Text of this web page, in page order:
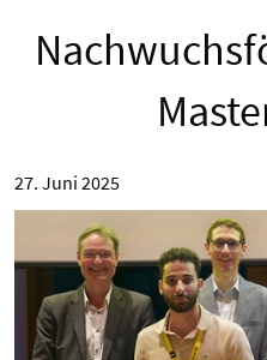
27. Juni 2025